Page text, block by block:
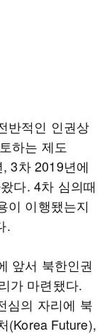
반적인 인권상
하는 제도
3차 2019년에
다. 4차 심의때
이 이행됐는지
.
앞서 북한인권
가 마련됐다.
심의 자리에 북
(Korea Future),